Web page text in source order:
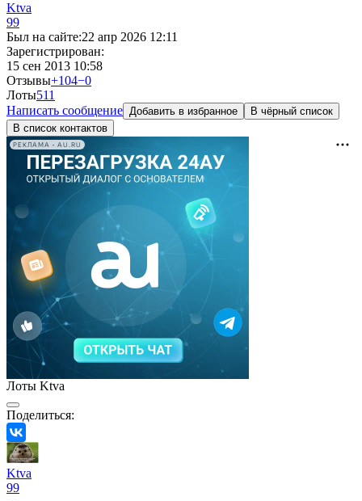
Ktva
99
Был на сайте:22 апр 2026 12:11
Зарегистрирован:
15 сен 2013 10:58
Отзывы+104−0
Лоты511
Написать сообщение Добавить в избранное
В чёрный список
В список контактов
РЕКЛАМА • AU.RU
Лоты Ktva
Поделиться:
Ktva
99